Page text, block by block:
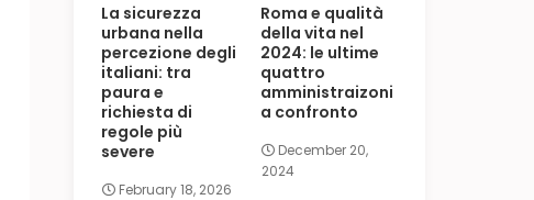
La sicurezza
urbana nella
percezione degli
italiani: tra
paura e
richiesta di
regole più
severe
February 18, 2026
Roma e qualità
della vita nel
2024: le ultime
quattro
amministraizoni
a confronto
December 20,
2024